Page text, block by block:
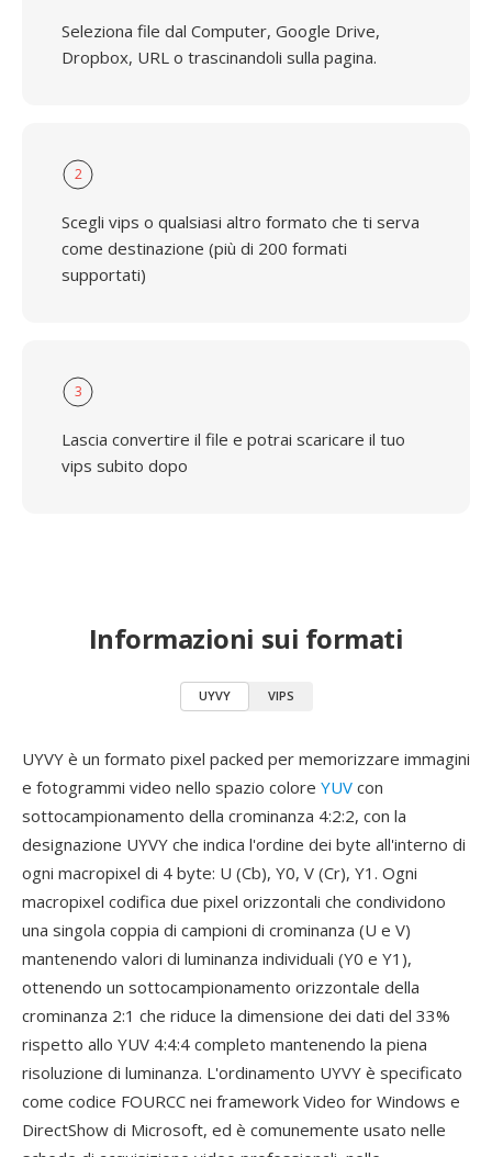
Seleziona file dal Computer, Google Drive,
Dropbox, URL o trascinandoli sulla pagina.
2
Scegli vips o qualsiasi altro formato che ti serva
come destinazione (più di 200 formati
supportati)
3
Lascia convertire il file e potrai scaricare il tuo
vips subito dopo
Informazioni sui formati
UYVY VIPS
UYVY è un formato pixel packed per memorizzare immagini
e fotogrammi video nello spazio colore YUV con
sottocampionamento della crominanza 4:2:2, con la
designazione UYVY che indica l'ordine dei byte all'interno di
ogni macropixel di 4 byte: U (Cb), Y0, V (Cr), Y1. Ogni
macropixel codifica due pixel orizzontali che condividono
una singola coppia di campioni di crominanza (U e V)
mantenendo valori di luminanza individuali (Y0 e Y1),
ottenendo un sottocampionamento orizzontale della
crominanza 2:1 che riduce la dimensione dei dati del 33%
rispetto allo YUV 4:4:4 completo mantenendo la piena
risoluzione di luminanza. L'ordinamento UYVY è specificato
come codice FOURCC nei framework Video for Windows e
DirectShow di Microsoft, ed è comunemente usato nelle